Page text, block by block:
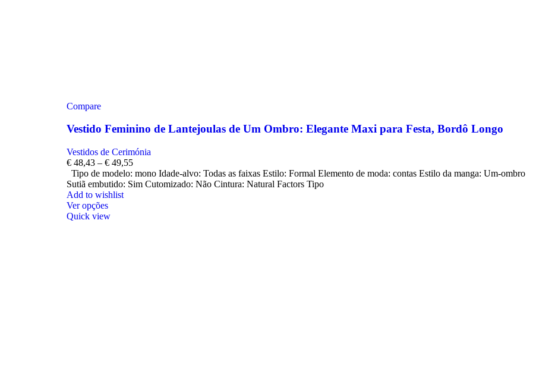
Compare
Vestido Feminino de Lantejoulas de Um Ombro: Elegante Maxi para Festa, Bordô Longo
Vestidos de Cerimónia
€ 48,43 – € 49,55
Tipo de modelo: mono Idade-alvo: Todas as faixas Estilo: Formal Elemento de moda: contas Estilo da manga: Um-ombro
Sutiã embutido: Sim Cutomizado: Não Cintura: Natural Factors Tipo
Add to wishlist
Ver opções
Quick view